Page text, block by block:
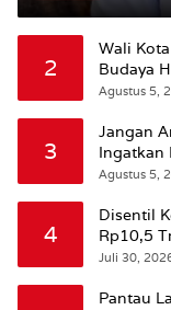
2
Wali
Budaya
Agustus 5,
3
Jangan
Ingatkan
Agustus 5,
4
Disentil
Rp10,5
Beri
Juli 30,
Pantau